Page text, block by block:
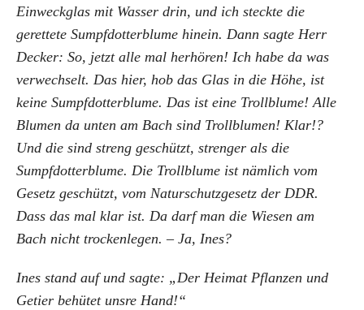
Einweckglas mit Wasser drin, und ich steckte die
gerettete Sumpfdotterblume hinein. Dann sagte Herr
Decker: So, jetzt alle mal herhören! Ich habe da was
verwechselt. Das hier, hob das Glas in die Höhe, ist
keine Sumpfdotterblume. Das ist eine Trollblume! Alle
Blumen da unten am Bach sind Trollblumen! Klar!?
Und die sind streng geschützt, strenger als die
Sumpfdotterblume. Die Trollblume ist nämlich vom
Gesetz geschützt, vom Naturschutzgesetz der DDR.
Dass das mal klar ist. Da darf man die Wiesen am
Bach nicht trockenlegen. – Ja, Ines?
Ines stand auf und sagte: „Der Heimat Pflanzen und
Getier behütet unsre Hand!“